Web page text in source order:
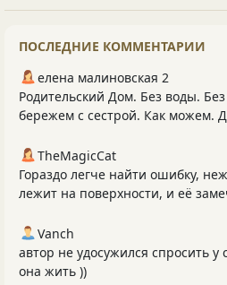
ПОСЛЕДНИЕ КОММЕНТАРИИ
елена малиновская 2
Родительский Дом. Без воды.
бережем с сестрой. Как можем.
TheMagicCat
Гораздо легче найти ошибку,
лежит на поверхности, и её
Vanch
автор не удосужился спросить у
она жить ))